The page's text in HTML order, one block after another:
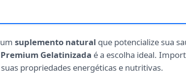
suplemento natural que potencialize sua
Gelatinizada é a escolha ideal.
propriedades energéticas e nutritivas.